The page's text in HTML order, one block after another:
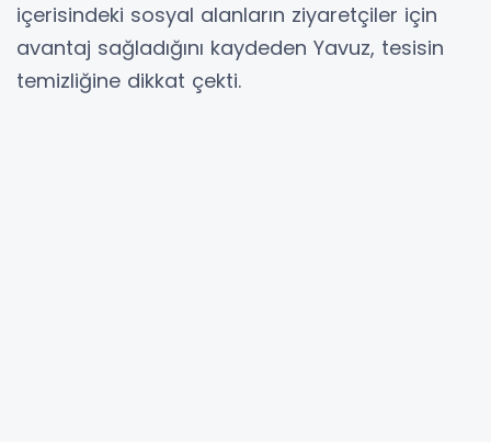
içerisindeki sosyal alanların ziyaretçiler için
avantaj sağladığını kaydeden Yavuz, tesisin
temizliğine dikkat çekti.